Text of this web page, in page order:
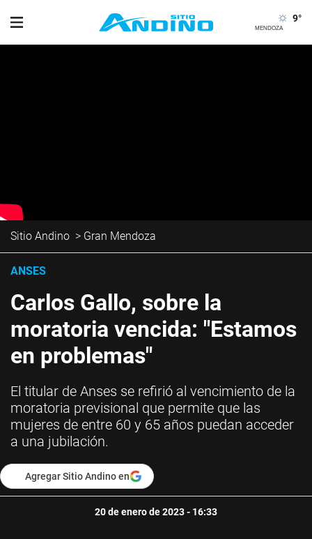
9°
Sitio Andino > Gran Mendoza
ANSES
Carlos Gallo, sobre la
moratoria vencida: "Estamos
en problemas"
El titular de Anses se refirió al vencimiento de la
moratoria previsional que permite que las
mujeres de entre 60 y 65 años puedan acceder
a una jubilación.
Agregar Sitio Andino en
20 de enero de 2023 - 16:33